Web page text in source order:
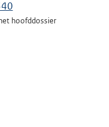
hoofddossier